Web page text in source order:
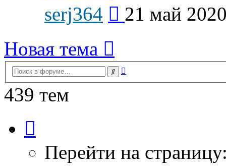
serj364
последнему
21 май
Новая тема
Поиск
439 тем
из
Перейти на